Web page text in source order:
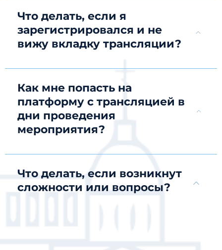
Что делать, если я
зарегистрировался и не
вижу вкладку трансляции?
Как мне попасть на
платформу с трансляцией в
дни проведения
мероприятия?
Что делать, если возникнут
сложности или вопросы?